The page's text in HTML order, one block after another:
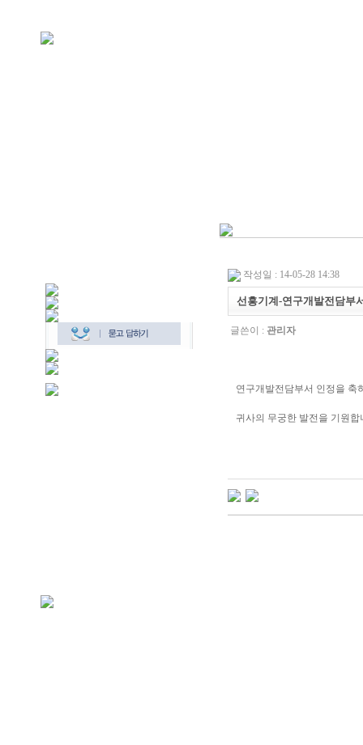
작성일 : 14-05-28 14:38
선흥기계-연구개발전담부
글쓴이 : 관리자
연구개발전담부서 인정을 축
귀사의 무궁한 발전을 기원합